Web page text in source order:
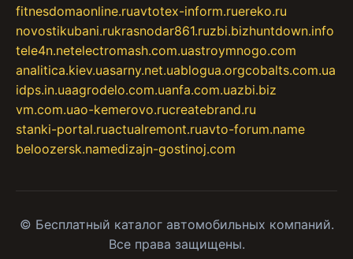
fitnesdomaonline.ruavtotex-inform.ruereko.ru
novostikubani.rukrasnodar861.ruzbi.bizhuntdown.info
tele4n.netelectromash.com.uastroymnogo.com
analitica.kiev.uasarny.net.uablogua.orgcobalts.com.ua
idps.in.uaagrodelo.com.uanfa.com.uazbi.biz
vm.com.uao-kemerovo.rucreatebrand.ru
stanki-portal.ruactualremont.ruavto-forum.name
beloozersk.namedizajn-gostinoj.com
© Бесплатный каталог автомобильных компаний.
Все права защищены.